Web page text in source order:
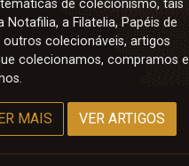
de colecionismo, tais
Notafilia, a Filatelia, Papéis de
outros colecionáveis, artigos
colecionamos, compramos e
MAIS VER ARTIGOS